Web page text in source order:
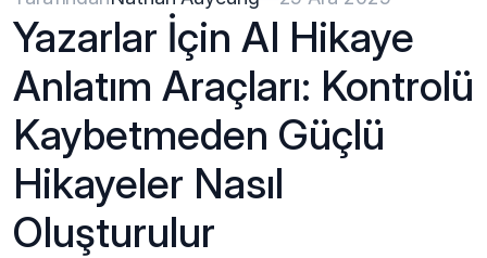
Yazarlar İçin AI Hikaye
Anlatım Araçları: Kontrolü
Kaybetmeden Güçlü
Hikayeler Nasıl
Oluşturulur